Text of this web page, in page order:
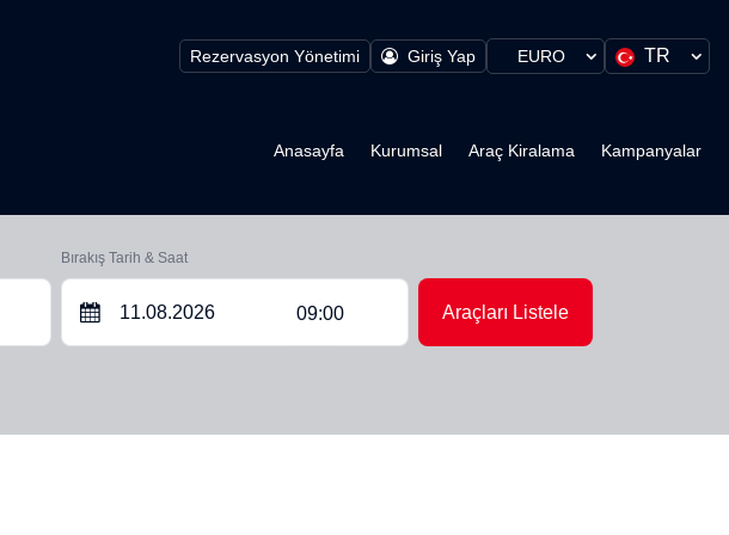
Rezervasyon Yönetimi Giriş Yap TR
EURO
Anasayfa Kurumsal Araç Kiralama Kampanyalar
Bırakış Tarih & Saat
09:00 Araçları Listele